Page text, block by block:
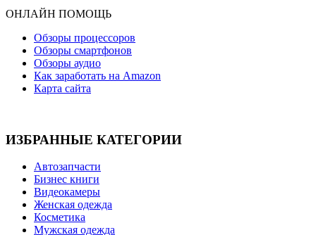
ОНЛАЙН ПОМОЩЬ
Обзоры процессоров
Обзоры смартфонов
Обзоры аудио
Как заработать на Amazon
Карта сайта
ИЗБРАННЫЕ КАТЕГОРИИ
Автозапчасти
Бизнес книги
Видеокамеры
Женская одежда
Косметика
Мужская одежда